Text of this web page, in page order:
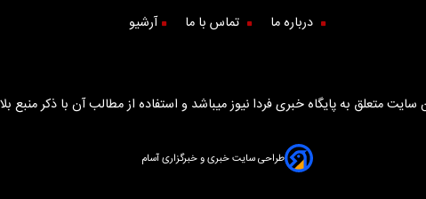
درباره ما تماس با ما آرشیو
متعلق به پایگاه خبری فردا نیوز میباشد و استفاده از مطالب آن با ذکر منبع
طراحی سایت خبری و خبرگزاری آسام